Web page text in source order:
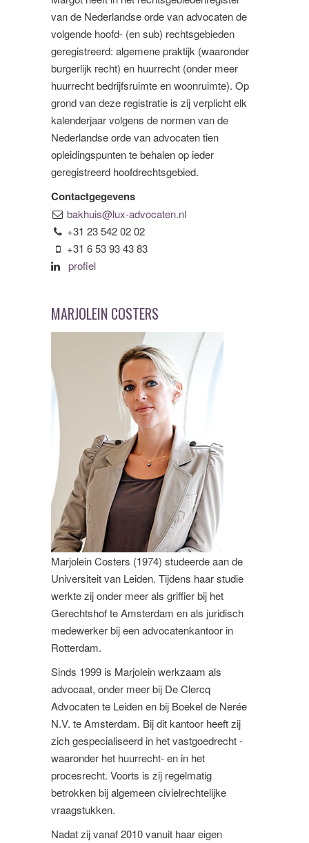
van de Nederlandse orde van advocaten de
volgende hoofd- (en sub) rechtsgebieden
geregistreerd: algemene praktijk (waaronder
burgerlijk recht) en huurrecht (onder meer
huurrecht bedrijfsruimte en woonruimte). Op
grond van deze registratie is zij verplicht elk
kalenderjaar volgens de normen van de
Nederlandse orde van advocaten tien
opleidingspunten te behalen op ieder
geregistreerd hoofdrechtsgebied.
Contactgegevens
bakhuis@lux-advocaten.nl
+31 23 542 02 02
+31 6 53 93 43 83
profiel
MARJOLEIN COSTERS
Marjolein Costers (1974) studeerde aan de
Universiteit van Leiden. Tijdens haar studie
werkte zij onder meer als griffier bij het
Gerechtshof te Amsterdam en als juridisch
medewerker bij een advocatenkantoor in
Rotterdam.
Sinds 1999 is Marjolein werkzaam als
advocaat, onder meer bij De Clercq
Advocaten te Leiden en bij Boekel de Nerée
N.V. te Amsterdam. Bij dit kantoor heeft zij
zich gespecialiseerd in het vastgoedrecht -
waaronder het huurrecht- en in het
procesrecht. Voorts is zij regelmatig
betrokken bij algemeen civielrechtelijke
vraagstukken.
Nadat zij vanaf 2010 vanuit haar eigen